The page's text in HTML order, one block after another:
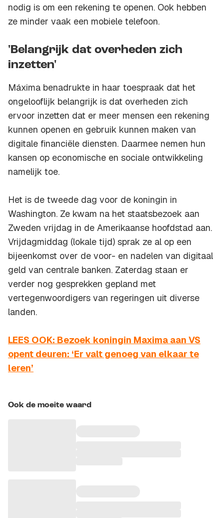
nodig is om een rekening te openen. Ook hebben
ze minder vaak een mobiele telefoon.
'Belangrijk dat overheden zich
inzetten'
Máxima benadrukte in haar toespraak dat het
ongelooflijk belangrijk is dat overheden zich
ervoor inzetten dat er meer mensen een rekening
kunnen openen en gebruik kunnen maken van
digitale financiële diensten. Daarmee nemen hun
kansen op economische en sociale ontwikkeling
namelijk toe.
Het is de tweede dag voor de koningin in
Washington. Ze kwam na het staatsbezoek aan
Zweden vrijdag in de Amerikaanse hoofdstad aan.
Vrijdagmiddag (lokale tijd) sprak ze al op een
bijeenkomst over de voor- en nadelen van digitaal
geld van centrale banken. Zaterdag staan er
verder nog gesprekken gepland met
vertegenwoordigers van regeringen uit diverse
landen.
LEES OOK: Bezoek koningin Maxima aan VS
opent deuren: ‘Er valt genoeg van elkaar te
leren’
Ook de moeite waard